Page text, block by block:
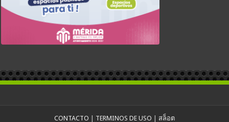
CONTACTO TERMINOS DE USO สล็อต